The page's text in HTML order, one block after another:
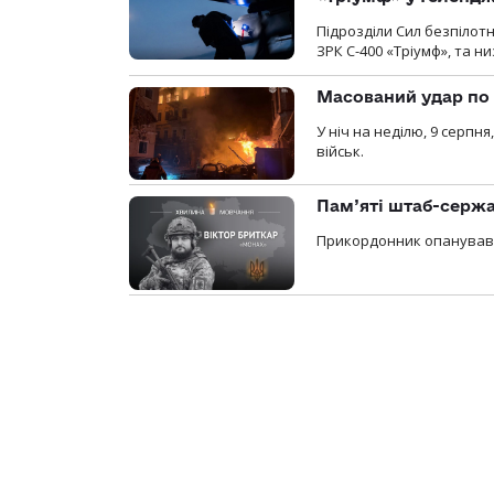
Підрозділи Сил
ЗРК С-400 «Тріумф», та
Масований удар по
У ніч на неділю, 9
військ.
Пам’яті штаб-
Прикордонник опанував